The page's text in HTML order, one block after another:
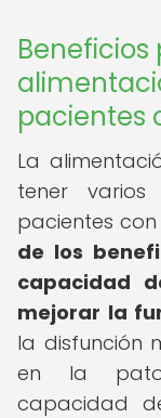
pacientes
La
tener varios
pacientes
de los
capacidad
mejorar la
la disfunción
en la
capacidad